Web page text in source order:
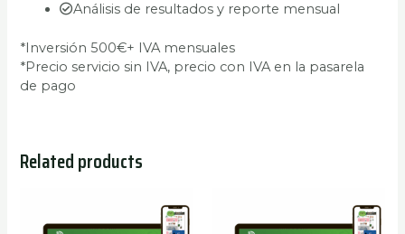
Análisis de resultados y reporte mensual
*Inversión 500€+ IVA mensuales
*Precio servicio sin IVA, precio con IVA en la pasarela
de pago
Related products